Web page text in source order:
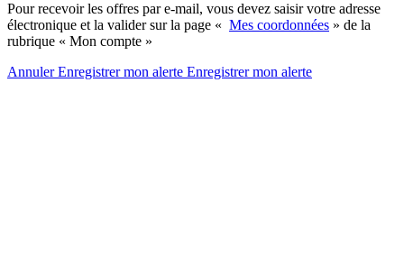
Pour recevoir les offres par e-mail, vous devez saisir votre adresse
électronique et la valider sur la page « Mes coordonnées » de la
rubrique « Mon compte »
AnnulerEnregistrer mon alerte Enregistrermon alerte